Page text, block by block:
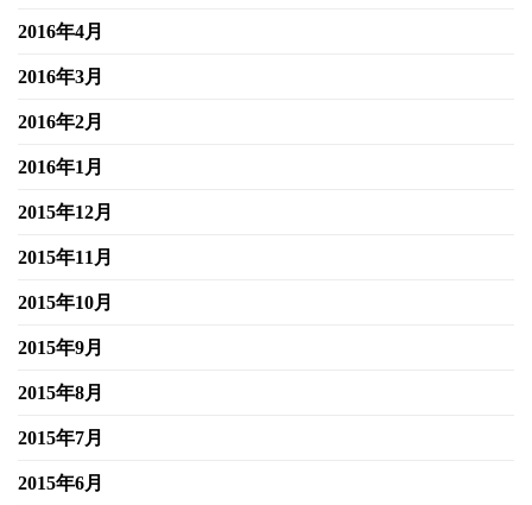
2016年4月
2016年3月
2016年2月
2016年1月
2015年12月
2015年11月
2015年10月
2015年9月
2015年8月
2015年7月
2015年6月